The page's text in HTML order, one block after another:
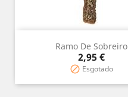
Ramo De Sobreiro
Precio
2,95 €
 Esgotado